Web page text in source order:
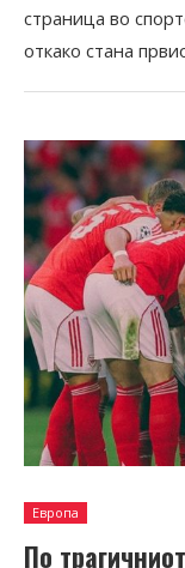
страница во
откако стана
Европа
По